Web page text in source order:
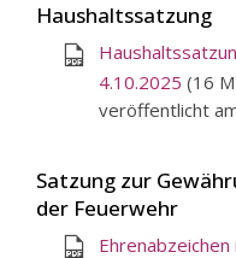
Haushaltssatzung
4.10.2025 (16
veröffentlicht
Satzung zur
der Feuerwehr